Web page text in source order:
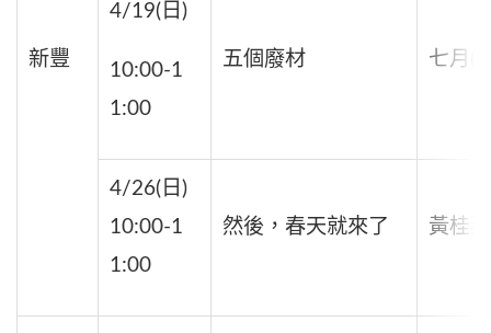
新豐
4/19(日)
10:00-1
1:00
五個廢材 七月(
4/26(日)
10:00-1
1:00
然後，春天就來了 黃桂